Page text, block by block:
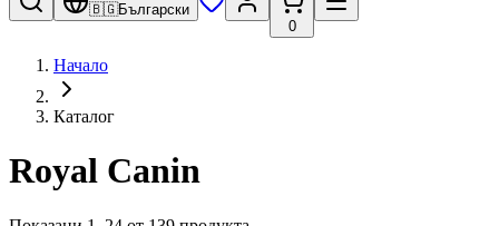
🇧🇬Български
0
Начало
Каталог
Royal Canin